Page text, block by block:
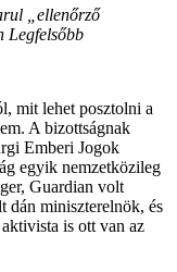
„ellenőrző
Legfelsőbb
mit lehet posztolni a
A bizottságnak
Emberi Jogok
egyik nemzetközileg
Guardian volt
dán miniszterelnök, és
is ott van az